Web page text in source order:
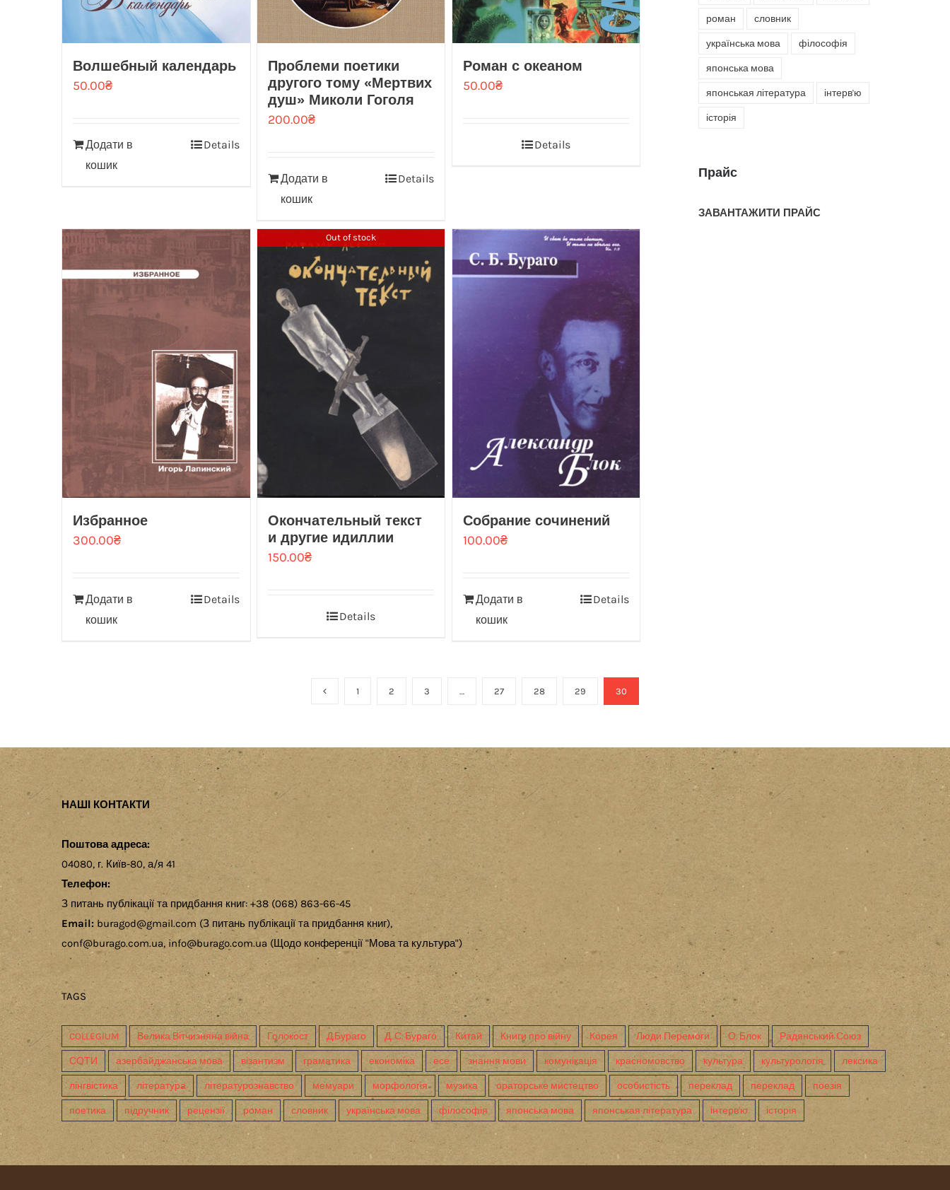
Волшебный календарь
50.00₴
Додати в
кошик
Details
Проблеми поетики
другого тому «Мертвих
душ» Миколи Гоголя
200.00₴
Додати в
кошик
Details
Роман с океаном
50.00₴
Details
Избранное
300.00₴
Додати в
кошик
Details
Out of stock
Окончательный текст
и другие идиллии
150.00₴
Details
Собрание сочинений
100.00₴
Додати в
кошик
Details
1 2 3 … 27 28 29 30
роман словник
українська мова філософія
японська мова
японськая література інтерв'ю
історія
Прайс
ЗАВАНТАЖИТИ ПРАЙС
НАШІ КОНТАКТИ
Поштова адреса:
04080, г. Київ-80, а/я 41
Телефон:
З питань публікації та придбання книг: +38 (068) 863-66-45
Email: buragod@gmail.com (З питань публікації та придбання книг),
conf@burago.com.ua, info@burago.com.ua (Щодо конференції "Мова та культура")
TAGS
COLLEGIUM Велика Вітчизняна війна Голокост Д.Бураго Д. С. Бураго Китай Книги про війну Корея Люди Перемоги О. Блок Радянський Союз
СОТИ азербайджанська мова візантизм граматика економіка есе знання мови комунікація красномовство культура культурологія лексика
лінгвістика література літературознавство мемуари морфологія музика ораторське мистецтво особистість переклад переклад поезія
поетика підручник рецензії роман словник українська мова філософія японська мова японськая література інтерв'ю історія